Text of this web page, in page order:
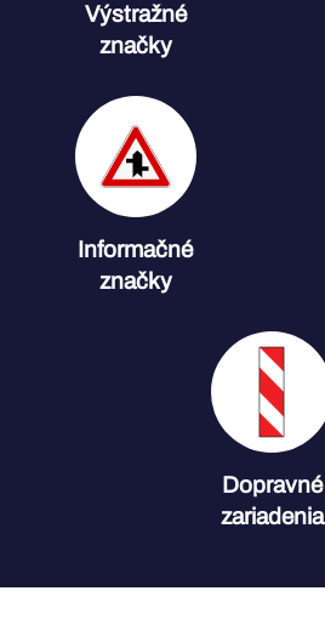
Výstražné
značky
Informačné
značky
Dopravné
zariadenia